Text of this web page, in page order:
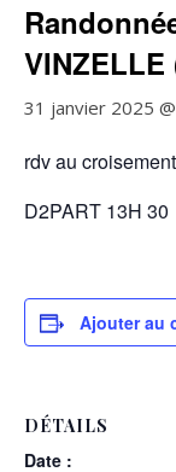
VINZELLE
31 janvier 2025
rdv au
D2PART 13H 30
Ajouter au
DÉTAILS
Date :